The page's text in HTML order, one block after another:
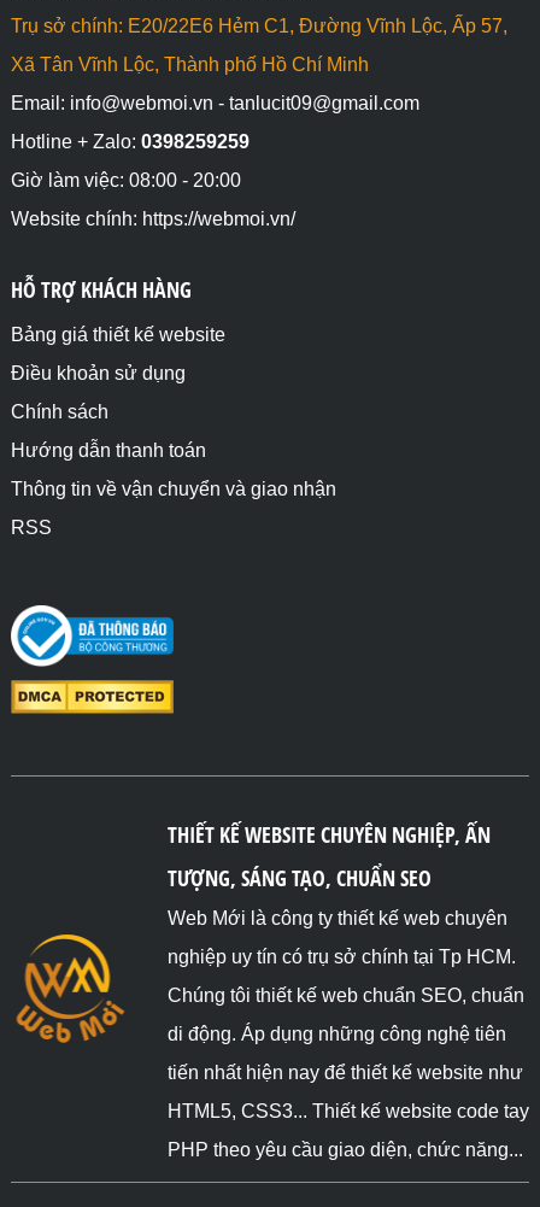
Trụ sở chính: E20/22E6 Hẻm C1, Đường Vĩnh Lộc, Ấp 57,
Xã Tân Vĩnh Lộc, Thành phố Hồ Chí Minh
Email: info@webmoi.vn - tanlucit09@gmail.com
Hotline + Zalo: 0398259259
Giờ làm việc: 08:00 - 20:00
Website chính: https://webmoi.vn/
HỖ TRỢ KHÁCH HÀNG
Bảng giá thiết kế website
Điều khoản sử dụng
Chính sách
Hướng dẫn thanh toán
Thông tin về vận chuyển và giao nhận
RSS
THIẾT KẾ WEBSITE CHUYÊN NGHIỆP, ẤN
TƯỢNG, SÁNG TẠO, CHUẨN SEO
Web Mới là công ty thiết kế web chuyên
nghiệp uy tín có trụ sở chính tại Tp HCM.
Chúng tôi thiết kế web chuẩn SEO, chuẩn
di động. Áp dụng những công nghệ tiên
tiến nhất hiện nay để thiết kế website như
HTML5, CSS3... Thiết kế website code tay
PHP theo yêu cầu giao diện, chức năng...